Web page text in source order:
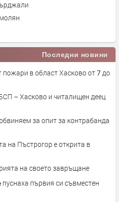
Последни новини
пожари в област Хасково от 7 до
– Хасково и читалищен деец
за опит за контрабанда
на Пъстрогор е открита в
на своето завръщане